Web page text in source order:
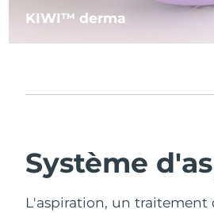
KIWI™ derma
Système
L'aspiration, un traitement